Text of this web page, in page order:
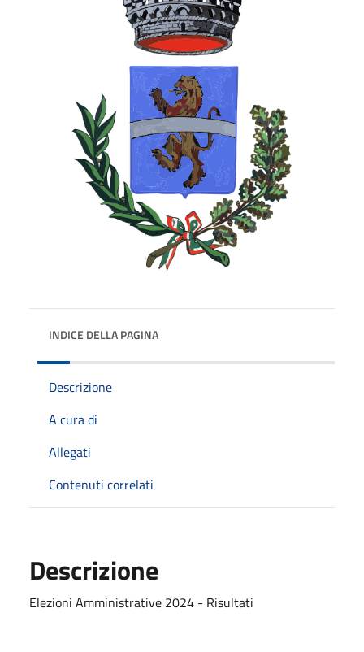
INDICE DELLA PAGINA
Descrizione
A cura di
Allegati
Contenuti correlati
Descrizione
Elezioni Amministrative 2024 - Risultati